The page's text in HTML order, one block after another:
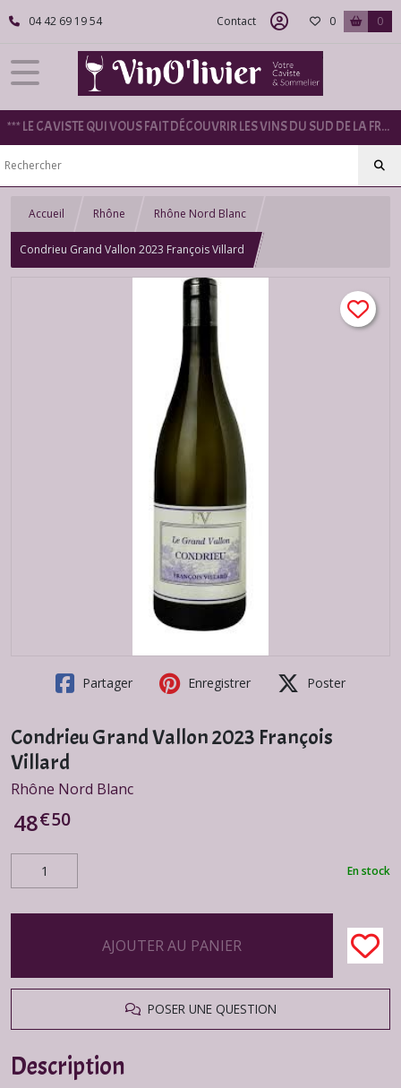
04 42 69 19 54 Contact 0 0
*** LE CAVISTE QUI VOUS FAIT DÉCOUVRIR LES VINS DU SUD DE LA FRANCE ***
Accueil Rhône Rhône Nord Blanc
Condrieu Grand Vallon 2023 François Villard
Partager Enregistrer Poster
Condrieu Grand Vallon 2023 François
Villard
Rhône Nord Blanc
48€50
En stock
AJOUTER AU PANIER
POSER UNE QUESTION
Description